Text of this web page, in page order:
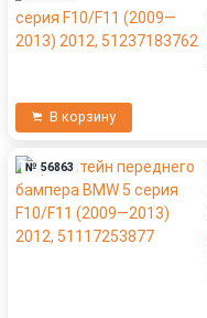
В корзину
№ 56863